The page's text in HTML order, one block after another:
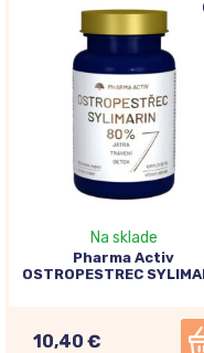
Na sklade
Pharma Activ
OSTROPESTREC
10,40 €